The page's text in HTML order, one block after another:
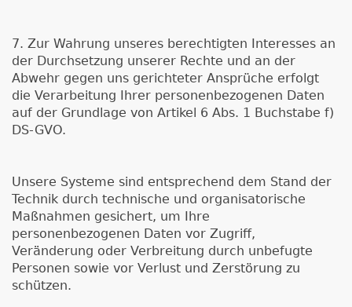
7. Zur Wahrung unseres berechtigten Interesses an
der Durchsetzung unserer Rechte und an der
Abwehr gegen uns gerichteter Ansprüche erfolgt
die Verarbeitung Ihrer personenbezogenen Daten
auf der Grundlage von Artikel 6 Abs. 1 Buchstabe f)
DS-GVO.
Unsere Systeme sind entsprechend dem Stand der
Technik durch technische und organisatorische
Maßnahmen gesichert, um Ihre
personenbezogenen Daten vor Zugriff,
Veränderung oder Verbreitung durch unbefugte
Personen sowie vor Verlust und Zerstörung zu
schützen.